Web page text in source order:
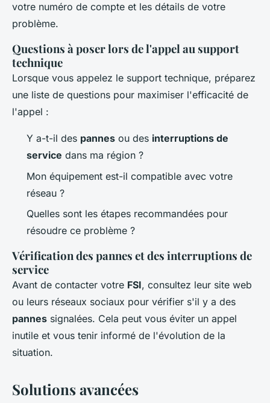
votre numéro de compte et les détails de votre
problème.
Questions à poser lors de l'appel au support
technique
Lorsque vous appelez le support technique, préparez
une liste de questions pour maximiser l'efficacité de
l'appel :
Y a-t-il des pannes ou des interruptions de
service dans ma région ?
Mon équipement est-il compatible avec votre
réseau ?
Quelles sont les étapes recommandées pour
résoudre ce problème ?
Vérification des pannes et des interruptions de
service
Avant de contacter votre FSI, consultez leur site web
ou leurs réseaux sociaux pour vérifier s'il y a des
pannes signalées. Cela peut vous éviter un appel
inutile et vous tenir informé de l'évolution de la
situation.
Solutions avancées